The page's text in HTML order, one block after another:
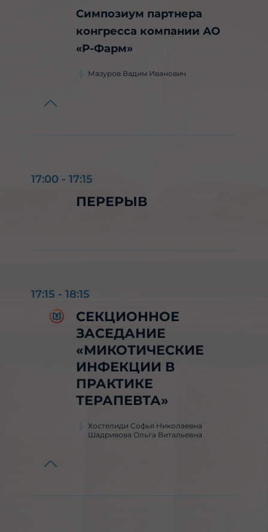
Симпозиум партнера
конгресса компании АО
«Р-Фарм»
Мазуров Вадим Иванович
17:00 - 17:15
ПЕРЕРЫВ
17:15 - 18:15
СЕКЦИОННОЕ
ЗАСЕДАНИЕ
«МИКОТИЧЕСКИЕ
ИНФЕКЦИИ В
ПРАКТИКЕ
ТЕРАПЕВТА»
Хостелиди Софья Николаевна
Шадривова Ольга Витальевна